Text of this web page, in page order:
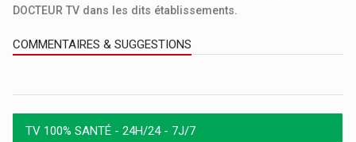
DOCTEUR TV dans les dits établissements.
COMMENTAIRES & SUGGESTIONS
TV 100% SANTÉ - 24H/24 - 7J/7